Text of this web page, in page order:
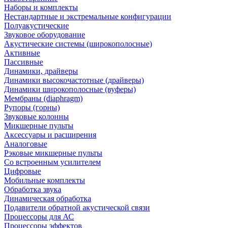
Наборы и комплекты
Нестандартные и экстремальные конфигурации
Полуакустические
Звуковое оборудование
Акустические системы (широкополосные)
Активные
Пассивные
Динамики, драйверы
Динамики высокочастотные (драйверы)
Динамики широкополосные (вуферы)
Мембраны (diaphragm)
Рупоры (горны)
Звуковые колонны
Микшерные пульты
Аксессуары и расширения
Аналоговые
Рэковые микшерные пульты
Со встроенным усилителем
Цифровые
Мобильные комплекты
Обработка звука
Динамическая обработка
Подавители обратной акустической связи
Процессоры для АС
Процессоры эффектов